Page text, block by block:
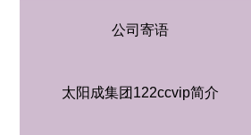
公司寄语
​太阳成集团122ccvip简介